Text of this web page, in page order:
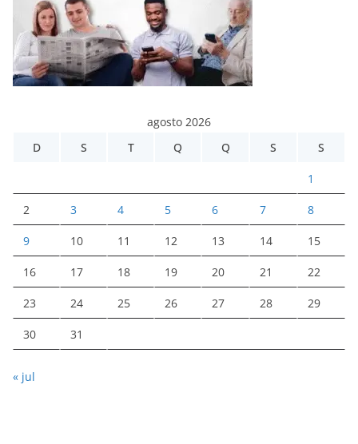
agosto 2026
D
S T Q Q S S
1
2 3 4 5 6 7 8
9 10 11 12 13 14 15
16 17 18 19 20 21 22
23 24 25 26 27 28 29
30 31
« jul